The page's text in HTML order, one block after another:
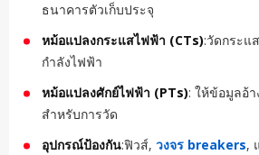
ธนาคารตัวเก็บประจุ
หม้อแปลงกระแสไฟฟ้า (CTs):วัดกระแ
กำลังไฟฟ้า
หม้อแปลงศักย์ไฟฟ้า (PTs): ให้ข้อมูลอ้
สำหรับการวัด
อุปกรณ์ป้องกัน:ฟิวส์, วงจร breakers,